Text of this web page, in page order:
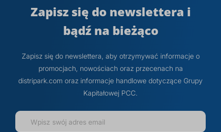
Zapisz się do newslettera i
bądź na bieżąco
Zapisz się do newslettera, aby otrzymywać informacje o
promocjach, nowościach oraz przecenach na
distripark.com oraz informacje handlowe dotyczące Grupy
Kapitałowej PCC.